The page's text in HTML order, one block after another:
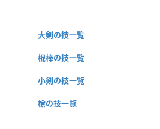
大剣の技一覧
棍棒の技一覧
小剣の技一覧
槍の技一覧